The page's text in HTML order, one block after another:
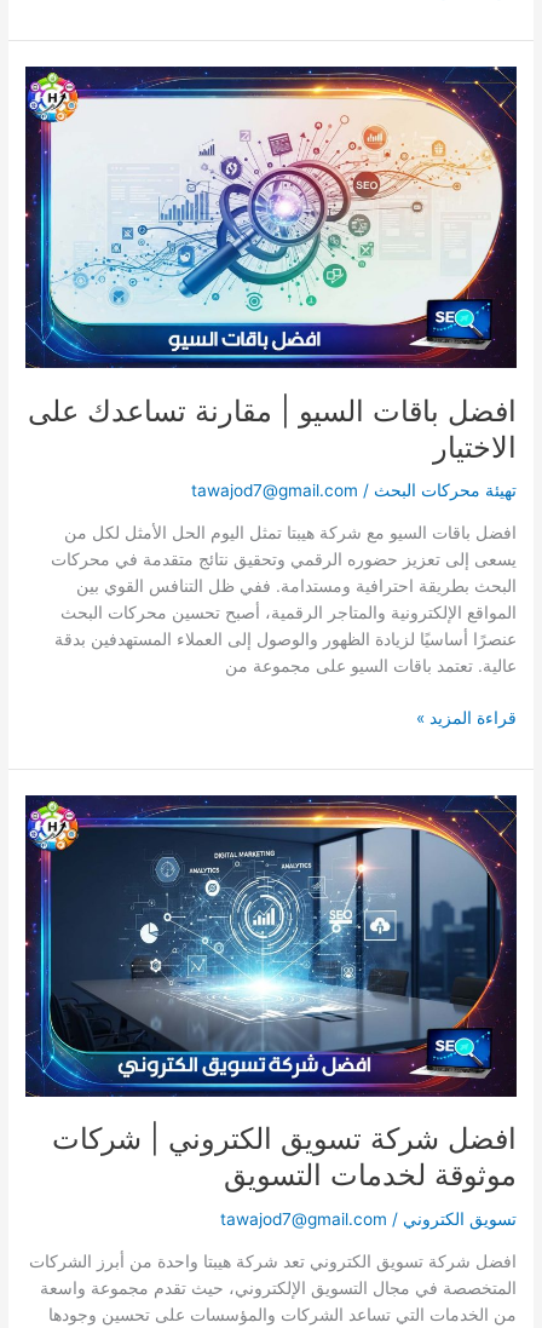
افضل باقات السيو | مقارنة تساعدك على
الاختيار
تهيئة محركات البحث /
tawajod7@gmail.com
افضل باقات السيو مع شركة هيبتا تمثل اليوم الحل الأمثل لكل من
يسعى إلى تعزيز حضوره الرقمي وتحقيق نتائج متقدمة في محركات
البحث بطريقة احترافية ومستدامة. ففي ظل التنافس القوي بين
المواقع الإلكترونية والمتاجر الرقمية، أصبح تحسين محركات البحث
عنصرًا أساسيًا لزيادة الظهور والوصول إلى العملاء المستهدفين بدقة
عالية. تعتمد باقات السيو على مجموعة من
افضل
باقات
السيو
مقارنة
تساعدك
على
الاختيار
قراءة المزيد »
افضل شركة تسويق الكتروني | شركات
موثوقة لخدمات التسويق
تسويق الكتروني /
tawajod7@gmail.com
افضل شركة تسويق الكتروني تعد شركة هيبتا واحدة من أبرز الشركات
المتخصصة في مجال التسويق الإلكتروني، حيث تقدم مجموعة واسعة
من الخدمات التي تساعد الشركات والمؤسسات على تحسين وجودها
افضل
شركة
تسويق
الكتروني
|
شركات
موثوقة
لخدمات
التسويق